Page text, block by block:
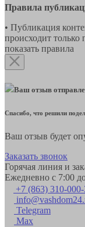
Правила
• Публикация
происходит только
показать правила
Ваш отзыв
Спасибо, что решили
Ваш отзыв будет
Заказать звонок
Горячая линия и
Ежедневно с 7:00
+7 (863) 310-
Telegram
Max